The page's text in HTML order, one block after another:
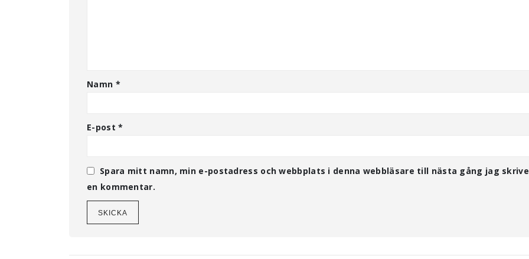
Namn *
E-post*
Spara mitt namn, min e-postadress och webbplats i denna webbläsare till nästa gång jag
en kommentar.